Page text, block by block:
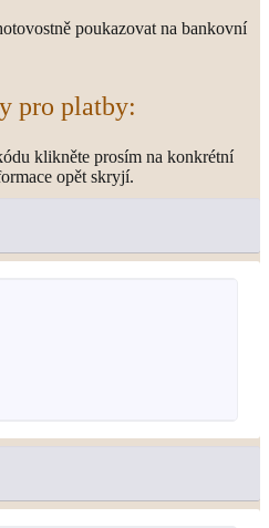
poukazovat na bankovní
pro platby:
klikněte prosím na konkrétní
opět skryjí.